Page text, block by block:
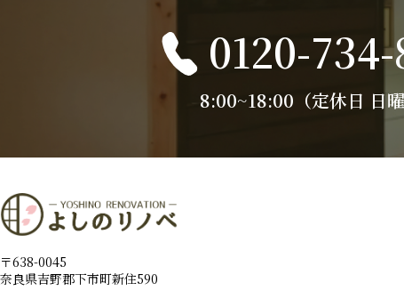
0120-
8:00~18:00（定休日 日曜
〒638-0045
奈良県吉野郡下市町新住590